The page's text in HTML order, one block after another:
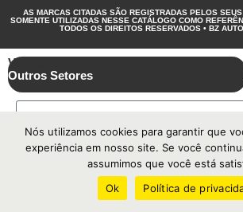
AS MARCAS CITADAS SÃO REGISTRADAS PELOS
SOMENTE UTILIZADAS NESSE CATÁLOGO COMO
TODOS OS DIREITOS RESERVADOS • BZ
Vendas
Outros Setores
Nós utilizamos cookies para garantir que
experiência em nosso site. Se você
assumimos que você está
Ok
Política de